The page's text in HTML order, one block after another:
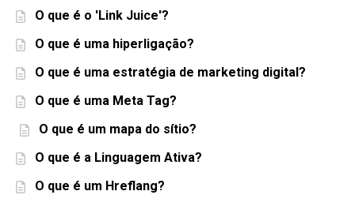
O que é o 'Link Juice'?
O que é uma hiperligação?
O que é uma estratégia de marketing digital?
O que é uma Meta Tag?
O que é um mapa do sítio?
O que é a Linguagem Ativa?
O que é um Hreflang?